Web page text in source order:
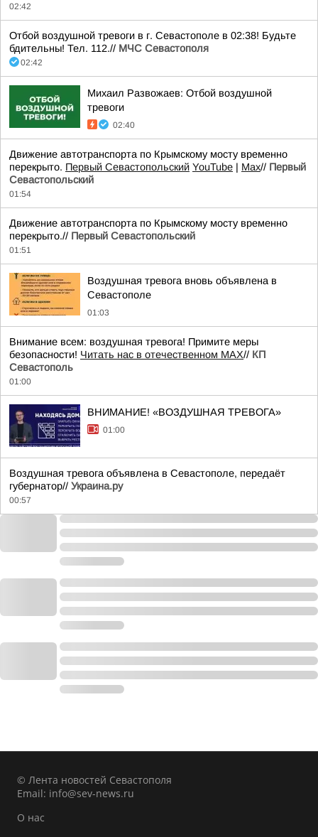
02:42
Отбой воздушной тревоги в г. Севастополе в 02:38! Будьте
бдительны! Тел. 112.// МЧС Севастополя
02:42
Михаил Развожаев: Отбой воздушной
тревоги
02:40
Движение автотранспорта по Крымскому мосту временно
перекрыто. Первый Севастопольский YouTube | Max// Первый
Севастопольский
01:54
Движение автотранспорта по Крымскому мосту временно
перекрыто.// Первый Севастопольский
01:51
Воздушная тревога вновь объявлена в
Севастополе
01:03
Внимание всем: воздушная тревога! Примите меры
безопасности! Читать нас в отечественном MAX// КП
Севастополь
01:00
ВНИМАНИЕ! «ВОЗДУШНАЯ ТРЕВОГА»
01:00
Воздушная тревога объявлена в Севастополе, передаёт
губернатор// Украина.ру
00:57
© Лента новостей Севастополя
Email: info@sev-news.ru
О нас